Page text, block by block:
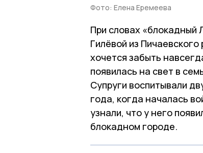
Фото: Елена Еремеева
При словах «блокадный
Гилёвой из
хочется забыть
появилась на свет в
Супруги воспитывали
года, когда началась
узнали, что у него
блокадном городе.